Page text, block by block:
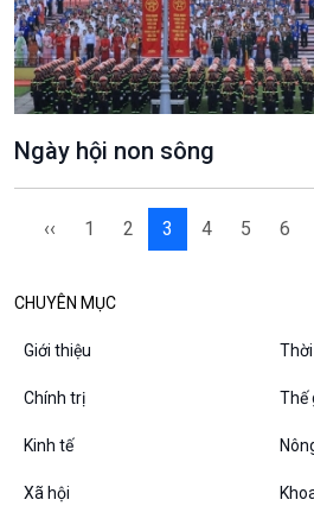
Chân dung cuộc sống
Các chương trình đặc biệt
Ngày hội non sông
‹‹ 1 2 3 4 5 6
CHUYÊN MỤC
Giới thiệu
Chính trị Thế
Kinh tế
Xã hội